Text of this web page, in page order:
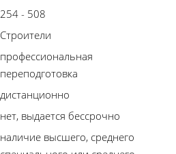
254 - 508
Строители
профессиональная
переподготовка
дистанционно
нет, выдается бессрочно
наличие высшего, среднего